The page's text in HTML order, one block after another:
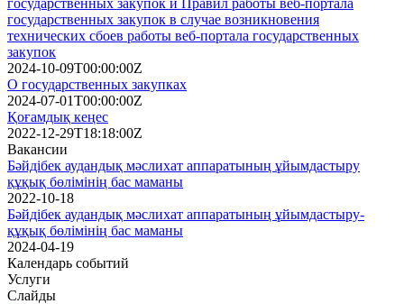
государственных закупок в случае возникновения
технических сбоев работы веб-портала государственных
закупок
2024-10-09T00:00:00Z
О государственных закупках
2024-07-01T00:00:00Z
Қоғамдық кеңес
2022-12-29T18:18:00Z
Вакансии
Бәйдібек аудандық мәслихат аппаратының ұйымдастыру
құқық бөлімінің бас маманы
2022-10-18
Бәйдібек аудандық мәслихат аппаратының ұйымдастыру-
құқық бөлімінің бас маманы
2024-04-19
Календарь событий
Услуги
Слайды